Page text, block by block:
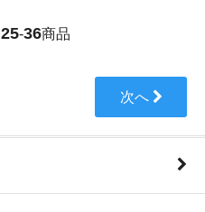
25-36商品
次へ